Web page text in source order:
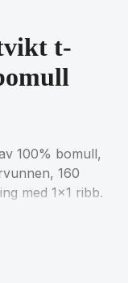
t-
100% bomull,
160
med 1x1 ribb.
QR-koden